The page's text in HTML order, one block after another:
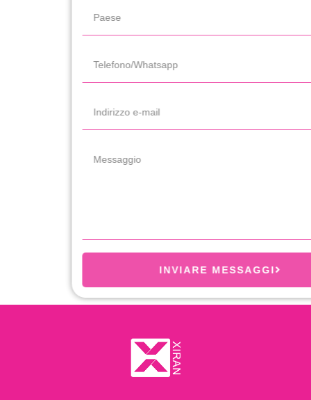
INVIARE MESSAGGI